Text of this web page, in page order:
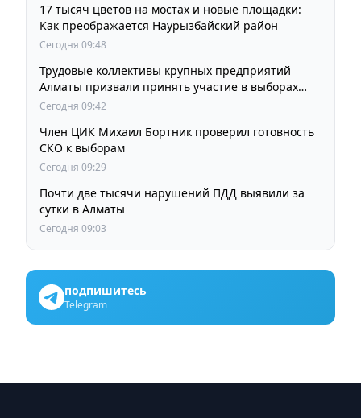
17 тысяч цветов на мостах и новые площадки:
Как преображается Наурызбайский район
Сегодня 09:48
Трудовые коллективы крупных предприятий
Алматы призвали принять участие в выборах
членов Курултая
Сегодня 09:42
Член ЦИК Михаил Бортник проверил готовность
СКО к выборам
Сегодня 09:29
Почти две тысячи нарушений ПДД выявили за
сутки в Алматы
Сегодня 09:03
подпишитесь
Telegram